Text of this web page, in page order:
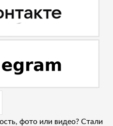
фото или видео? Стали